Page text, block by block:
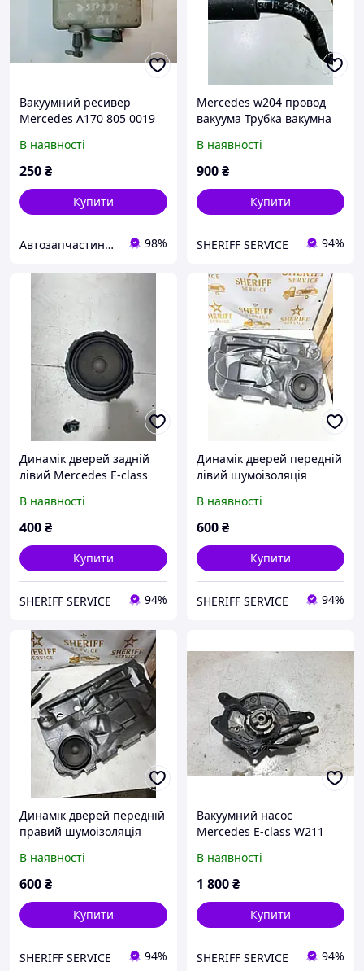
Вакуумний ресивер
Mercedes A170 805 0019
В наявності
250₴
Купити
Автозапчастини з Німеччини 98%
Mercedes w204 провод
вакуума Трубка вакумна
В наявності
900₴
Купити
SHERIFF SERVICE 94%
Динамік дверей задній
лівий Mercedes E-class
В наявності
400₴
Купити
SHERIFF SERVICE 94%
Динамік дверей передній
лівий шумоізоляція
В наявності
600₴
Купити
SHERIFF SERVICE 94%
Динамік дверей передній
правий шумоізоляція
В наявності
600₴
Купити
SHERIFF SERVICE 94%
Вакуумний насос
Mercedes E-class W211
В наявності
1 800₴
Купити
SHERIFF SERVICE 94%